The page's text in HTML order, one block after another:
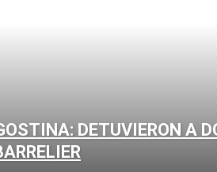
DETUVIERON A